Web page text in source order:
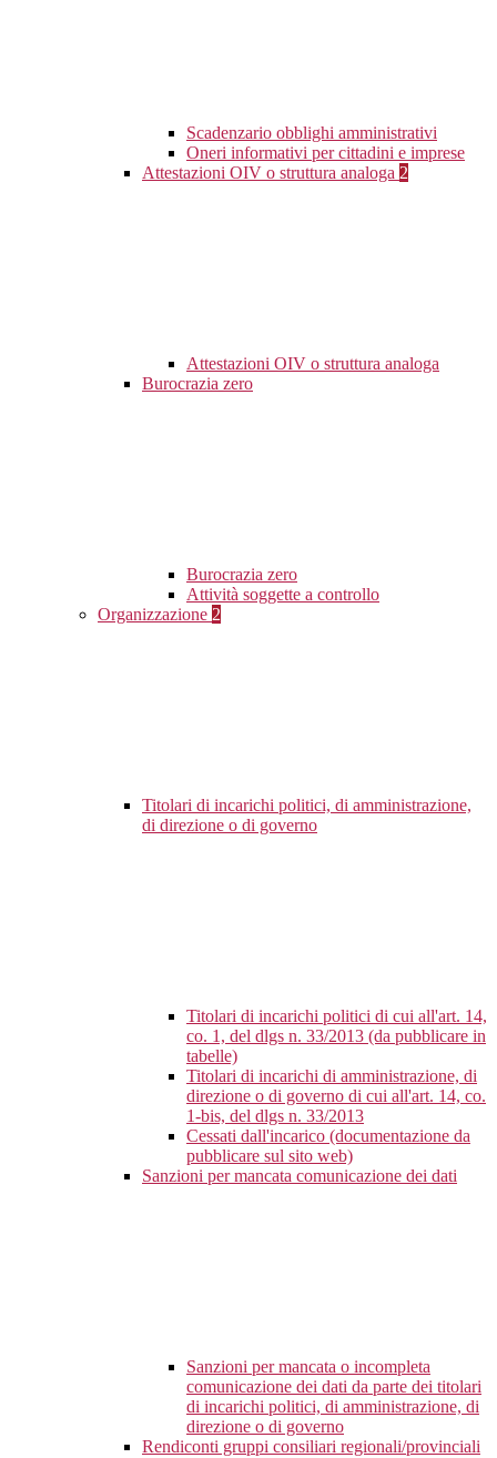
Scadenzario obblighi amministrativi
Oneri informativi per cittadini e imprese
Attestazioni OIV o struttura analoga 2
Attestazioni OIV o struttura analoga
Burocrazia zero
Burocrazia zero
Attività soggette a controllo
Organizzazione 2
Titolari di incarichi politici, di amministrazione,
di direzione o di governo
Titolari di incarichi politici di cui all'art. 14,
co. 1, del dlgs n. 33/2013 (da pubblicare in
tabelle)
Titolari di incarichi di amministrazione, di
direzione o di governo di cui all'art. 14, co.
1-bis, del dlgs n. 33/2013
Cessati dall'incarico (documentazione da
pubblicare sul sito web)
Sanzioni per mancata comunicazione dei dati
Sanzioni per mancata o incompleta
comunicazione dei dati da parte dei titolari
di incarichi politici, di amministrazione, di
direzione o di governo
Rendiconti gruppi consiliari regionali/provinciali